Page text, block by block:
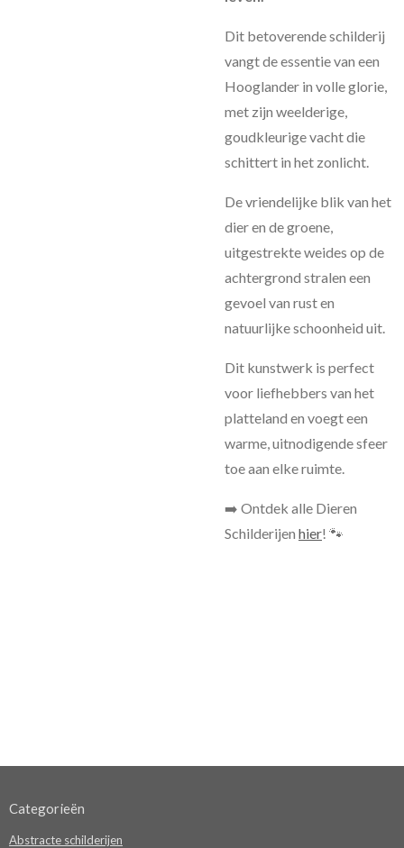
Dit betoverende schilderij
vangt de essentie van een
Hooglander in volle glorie,
met zijn weelderige,
goudkleurige vacht die
schittert in het zonlicht.
De vriendelijke blik van het
dier en de groene,
uitgestrekte weides op de
achtergrond stralen een
gevoel van rust en
natuurlijke schoonheid uit.
Dit kunstwerk is perfect
voor liefhebbers van het
platteland en voegt een
warme, uitnodigende sfeer
toe aan elke ruimte.
➡️ Ontdek alle Dieren
Schilderijen hier! 🐾
Categorieën
Abstracte schilderijen